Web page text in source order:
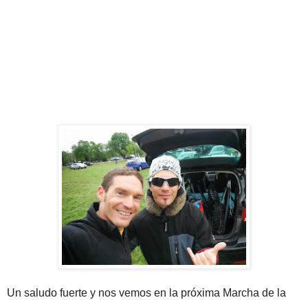
Un saludo fuerte y nos vemos en la próxima Marcha de la